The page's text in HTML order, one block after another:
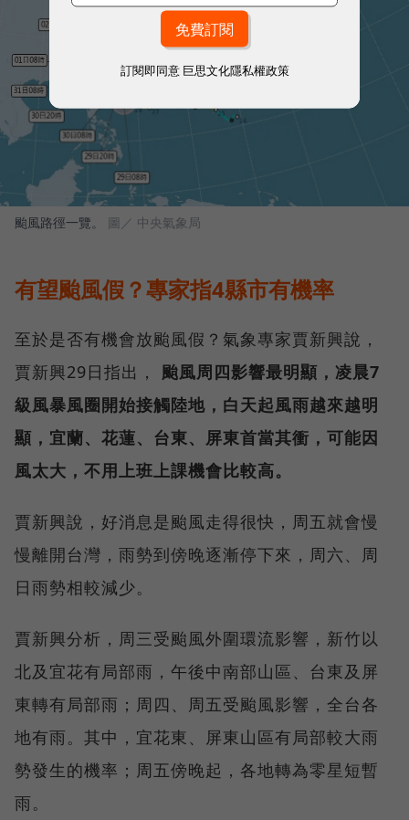
颱風路徑一覽。 圖／ 中央氣象局
有望颱風假？專家指4縣市有機率
至於是否有機會放颱風假？氣象專家賈新興說，
賈新興29日指出， 颱風周四影響最明顯，凌晨7
級風暴風圈開始接觸陸地，白天起風雨越來越明
顯，宜蘭、花蓮、台東、屏東首當其衝，可能因
風太大，不用上班上課機會比較高。
賈新興說，好消息是颱風走得很快，周五就會慢
慢離開台灣，雨勢到傍晚逐漸停下來，周六、周
日雨勢相較減少。
賈新興分析，周三受颱風外圍環流影響，新竹以
北及宜花有局部雨，午後中南部山區、台東及屏
東轉有局部雨；周四、周五受颱風影響，全台各
地有雨。其中，宜花東、屏東山區有局部較大雨
勢發生的機率；周五傍晚起，各地轉為零星短暫
雨。
訂閱即同意 巨思文化隱私權政策